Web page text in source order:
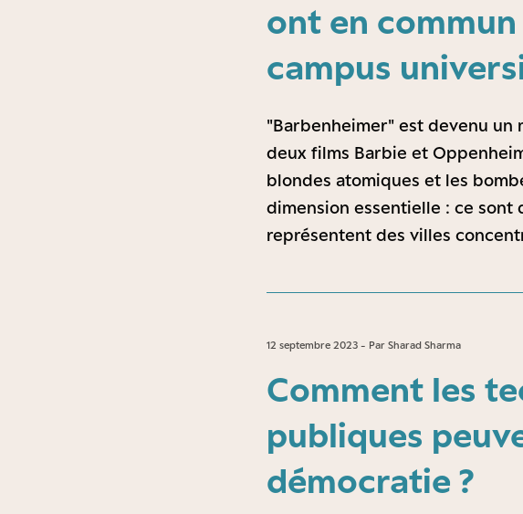
ont en
campus
"Barbenheimer" est devenu un
deux films Barbie et
blondes atomiques et les
dimension essentielle : ce
représentent des villes
12 septembre 2023 - Par Sharad Sharma
Comment les
publiques
démocratie ?